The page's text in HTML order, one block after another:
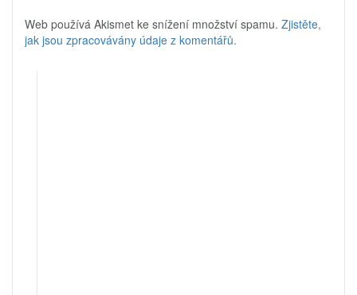
Web používá Akismet ke snížení množství spamu. Zjistěte,
jak jsou zpracovávány údaje z komentářů.